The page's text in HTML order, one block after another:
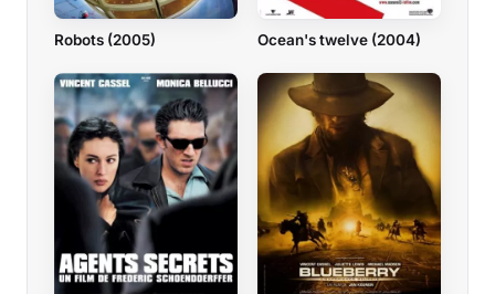
Robots (2005) Ocean's twelve (2004)